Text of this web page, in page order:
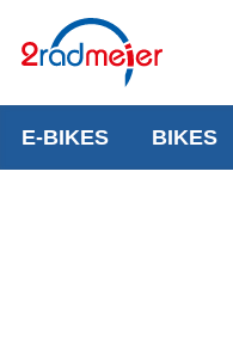
E-BIKES BIKES